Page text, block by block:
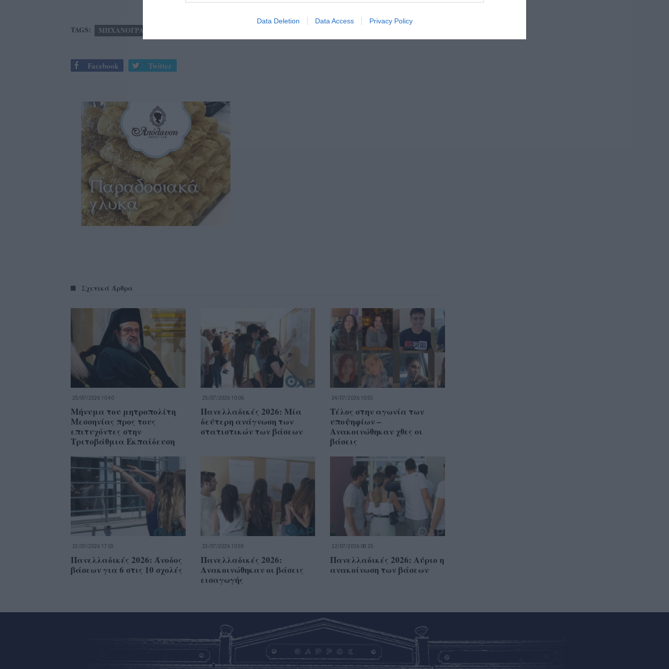
Data Deletion Data Access Privacy Policy
TAGS: ΜΗΧΑΝΟΓΡΑΦΙΚΟ
Facebook Twitter
Σχετικά Άρθρα
25/07/2026 10:40
Μήνυμα του μητροπολίτη
Μεσσηνίας προς τους
επιτυχόντες στην
Τριτοβάθμια Εκπαίδευση
25/07/2026 10:06
Πανελλαδικές 2026: Μία
δεύτερη ανάγνωση των
στατιστικών των βάσεων
24/07/2026 10:53
Τέλος στην αγωνία των
υποψηφίων –
Ανακοινώθηκαν χθες οι
βάσεις
23/07/2026 17:03
Πανελλαδικές 2026: Άνοδος
βάσεων για 6 στις 10 σχολές
23/07/2026 10:59
Πανελλαδικές 2026:
Ανακοινώθηκαν οι βάσεις
εισαγωγής
22/07/2026 08:25
Πανελλαδικές 2026: Αύριο η
ανακοίνωση των βάσεων